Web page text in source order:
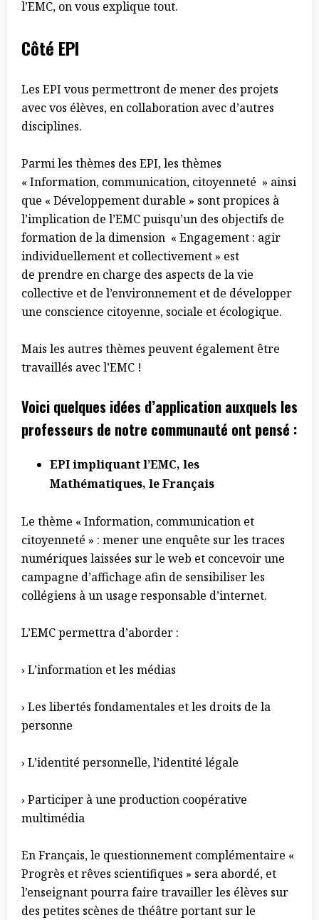
l’EMC, on vous explique tout.
Côté EPI
Les EPI vous permettront de mener des projets
avec vos élèves, en collaboration avec d’autres
disciplines.
Parmi les thèmes des EPI, les thèmes
« Information, communication, citoyenneté » ainsi
que « Développement durable » sont propices à
l’implication de l’EMC puisqu’un des objectifs de
formation de la dimension « Engagement : agir
individuellement et collectivement » est
de prendre en charge des aspects de la vie
collective et de l’environnement et de développer
une conscience citoyenne, sociale et écologique.
Mais les autres thèmes peuvent également être
travaillés avec l’EMC !
Voici quelques idées d’application auxquels les
professeurs de notre communauté ont pensé :
EPI impliquant l’EMC, les
Mathématiques, le Français
Le thème « Information, communication et
citoyenneté » : mener une enquête sur les traces
numériques laissées sur le web et concevoir une
campagne d’affichage afin de sensibiliser les
collégiens à un usage responsable d’internet.
L’EMC permettra d’aborder :
› L’information et les médias
› Les libertés fondamentales et les droits de la
personne
› L’identité personnelle, l’identité légale
› Participer à une production coopérative
multimédia
En Français, le questionnement complémentaire «
Progrès et rêves scientifiques » sera abordé, et
l’enseignant pourra faire travailler les élèves sur
des petites scènes de théâtre portant sur le